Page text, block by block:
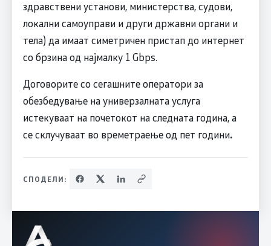
здравствени установи, министерства, судови,
локални самоуправи и други државни органи и
тела) да имаат симетричен пристап до интернет
со брзина од најмалку 1 Gbps.
Договорите со сегашните оператори за
обезбедување на универзалната услуга
истекуваат на почетокот на следната година, а
се склучуваат во времетраење од пет години.
СПОДЕЛИ: